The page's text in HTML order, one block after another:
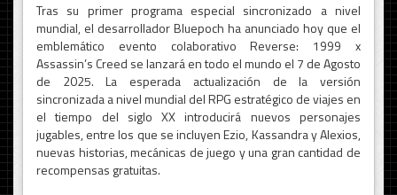
Tras su primer programa especial sincronizado a nivel
mundial, el desarrollador Bluepoch ha anunciado hoy que el
emblemático evento colaborativo Reverse: 1999 x
Assassin’s Creed se lanzará en todo el mundo el 7 de Agosto
de 2025. La esperada actualización de la versión
sincronizada a nivel mundial del RPG estratégico de viajes en
el tiempo del siglo XX introducirá nuevos personajes
jugables, entre los que se incluyen Ezio, Kassandra y Alexios,
nuevas historias, mecánicas de juego y una gran cantidad de
recompensas gratuitas.